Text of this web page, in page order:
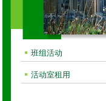
班组活动
活动室租用